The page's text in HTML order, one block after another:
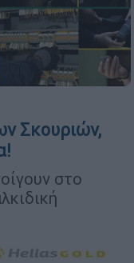
Σκουριών,
στο